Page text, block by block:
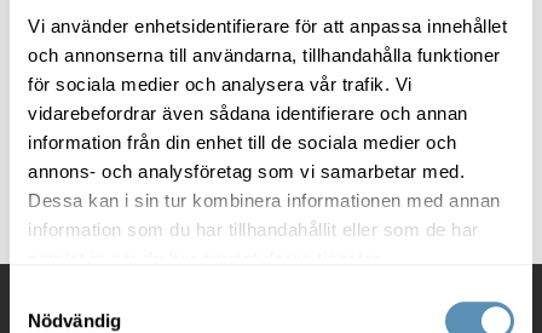
Vi använder enhetsidentifierare för att anpassa innehållet
och annonserna till användarna, tillhandahålla funktioner
för sociala medier och analysera vår trafik. Vi
vidarebefordrar även sådana identifierare och annan
information från din enhet till de sociala medier och
annons- och analysföretag som vi samarbetar med.
Dessa kan i sin tur kombinera informationen med annan
information som du har tillhandahållit eller som de har
Nödvändig
pressmeddelanden samt bildbank
för nedladdning av pressbilder och
logotyper.
Gå till pressrum
Kontakt